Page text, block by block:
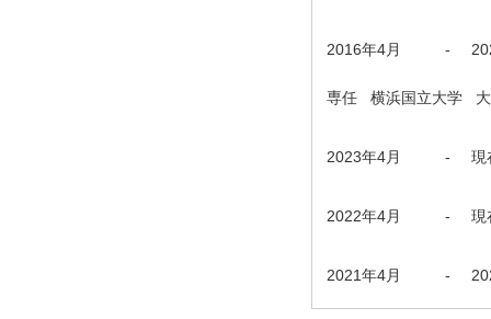
2016年4月 -
専任 横浜国立大学
2023年4月 - 現
2022年4月 - 現
2021年4月 -